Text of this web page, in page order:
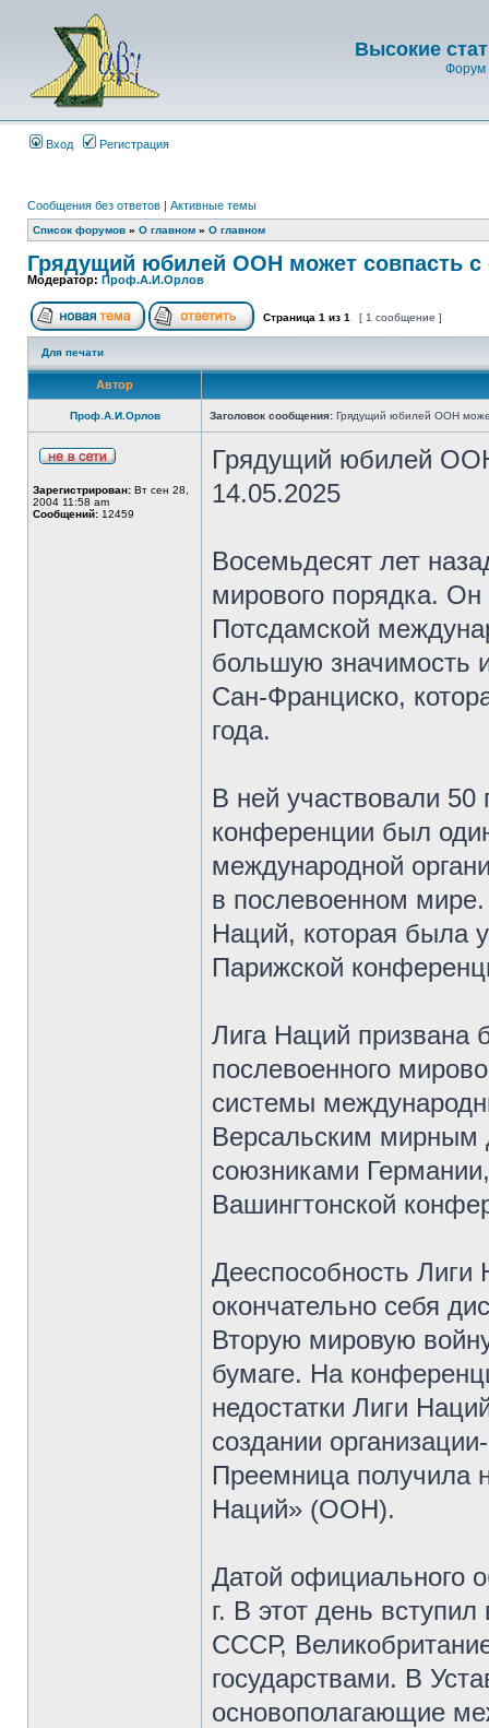
Высокие
Форум
Вход Регистрация
Сообщения без ответов | Активные темы
Список форумов » О главном » О главном
Грядущий юбилей ООН может совпасть с
Модератор: Проф.А.И.Орлов
Страница 1 из 1 [ 1 сообщение ]
Для печати
Автор
Проф.А.И.Орлов Заголовок сообщения: Грядущий юбилей ООН
Зарегистрирован: Вт сен 28,
2004 11:58 am
Сообщений: 12459
Грядущий юбилей
14.05.2025
Восемьдесят лет
мирового порядка.
Потсдамской
большую значимость
Сан-Франциско,
года.
В ней участвовали 50
конференции был
международной
в послевоенном
Наций, которая была
Парижской
Лига Наций призвана
послевоенного
системы
Версальским мирным
союзниками
Вашингтонской
Дееспособность Лиги
окончательно себя
Вторую мировую
бумаге. На
недостатки Лиги
создании
Преемница получила
Наций» (ООН).
Датой официального
г. В этот день
СССР,
государствами. В
основополагающие